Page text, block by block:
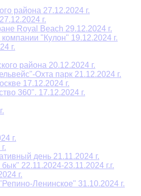
района 27.12.2024 г.
г.
Royal Beach 29.12.2024 г.
"Кулон" 19.12.2024 г.
г.
района 20.12.2024 г.
Охта парк 21.12.2024 г.
17.12.2024 г.
360". 17.12.2024 г.
г.
день 21.11.2024 г.
22.11.2024-23.11.2024 г.г.
г.
Ленинское" 31.10.2024 г.